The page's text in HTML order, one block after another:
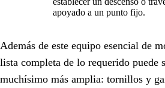
apoyado a un punto fijo.
Además de este equipo esencial de
lista completa de lo requerido puede
muchísimo más amplia: tornillos y